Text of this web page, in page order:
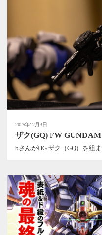
2025年12月3日
ザク(GQ) FW
bさんがHG ザク（GQ）を組